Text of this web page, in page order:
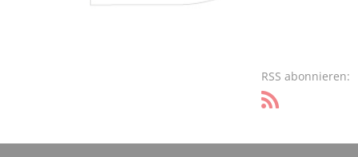
RSS abonnieren: